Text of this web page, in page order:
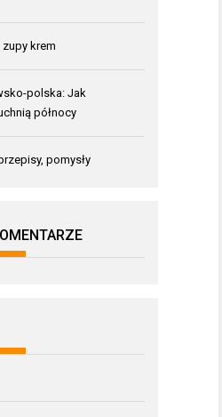
krem
polska: Jak
północy
pomysły